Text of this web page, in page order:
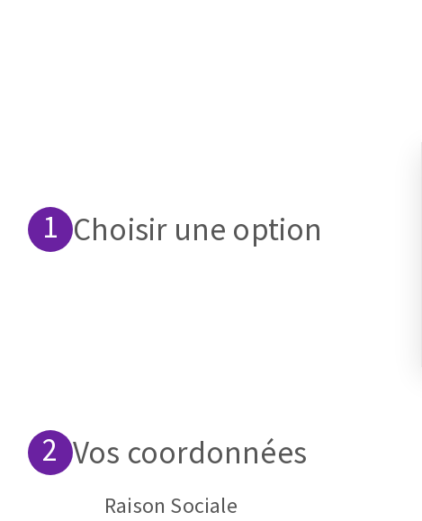
Choisir une option
Vos coordonnées
Raison Sociale